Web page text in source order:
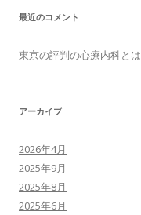
最近のコメント
東京の評判の心療内科とは
アーカイブ
2026年4月
2025年9月
2025年8月
2025年6月